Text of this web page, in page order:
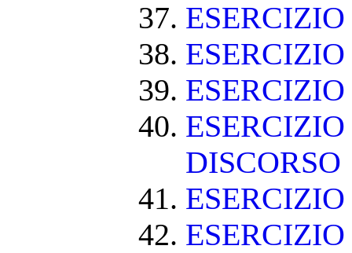
DISCORSO